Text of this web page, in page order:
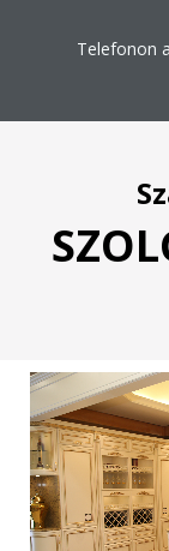
Telefonon